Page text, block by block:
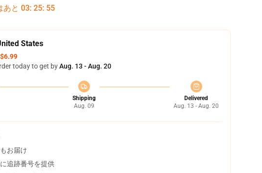
あと 03: 25: 54
States
$6.99
today to get byAug. 13 - Aug. 20
Shipping
Aug. 09
Delivered
Aug. 13 - Aug. 20
お届け
追跡番号を提供